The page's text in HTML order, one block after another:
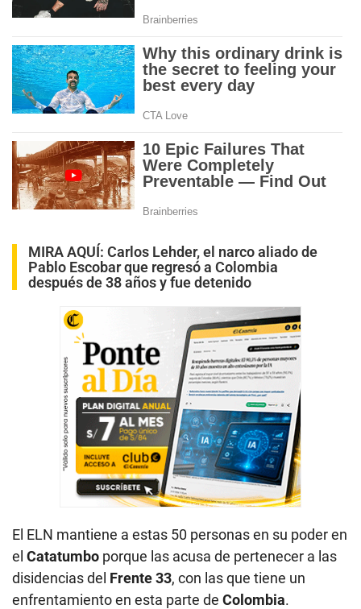
MIRA AQUÍ: Carlos Lehder, el narco aliado de
Pablo Escobar que regresó a Colombia
después de 38 años y fue detenido
El ELN mantiene a estas 50 personas en su poder en
el Catatumbo porque las acusa de pertenecer a las
disidencias del Frente 33, con las que tiene un
enfrentamiento en esta parte de Colombia.